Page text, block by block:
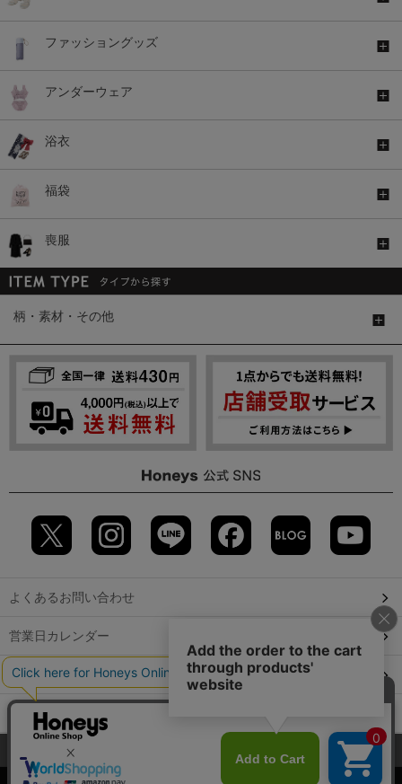
ファッショングッズ
アンダーウェア
浴衣
福袋
喪服
柄・素材・その他
よくあるお問い合わせ
営業日カレンダー
店舗検索
GLOBAL GUIDE（海外からご利用のお客様）
当サイトでは、サイトの利便性向上のため、クッキー(Cookie)を使
用しています。詳しくは「
」をご覧くださ